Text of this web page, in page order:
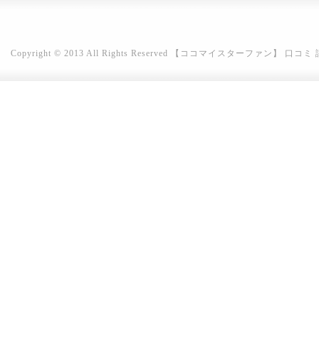
Copyright © 2013 All Rights Reserved 【ココマイスターファン】 口コミ